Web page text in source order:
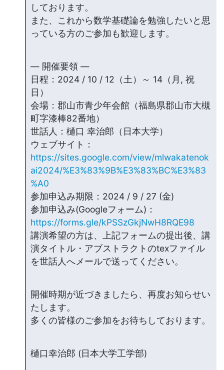
しております。
また、これから数学基礎論を勉強したいと思
っている方のご参加も歓迎します。
— 開催要領 —
日程：2024 / 10 / 12（土）～ 14（月, 祝
日）
会場：郡山市青少年会館（福島県郡山市大槻
町字漆棒82番地）
世話人：樋口 幸治郎（日本大学）
https://sites.google.com/view/mlwakatenok
ai2024/%E3%83%9B%E3%83%BC%E3%83
%A0
参加申込み期限：2024 / 9 / 27 (金)
参加申込み(Googleフォーム)：
https://forms.gle/kPSSzGkjNwH8RQE98
講演希望の方は、上記フォームの提出後、講
演タイトル・アブストラクトのtexファイル
を世話人へメールで送ってください。
開催時期が近づきましたら、再度お知らせい
たします。
多くの皆様のご参加をお待ちしております。
樋口幸治郎 (日本大学工学部)